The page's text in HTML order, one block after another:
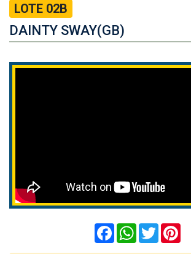
LOTE 02B
DAINTY SWAY(GB)
FacebookWhatsApp
Twitter